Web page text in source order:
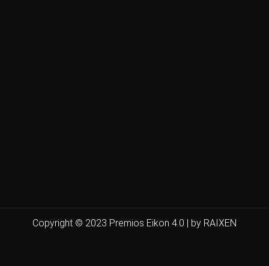
Copyright © 2023 Premios Eikon 4.0 | by RAIXEN